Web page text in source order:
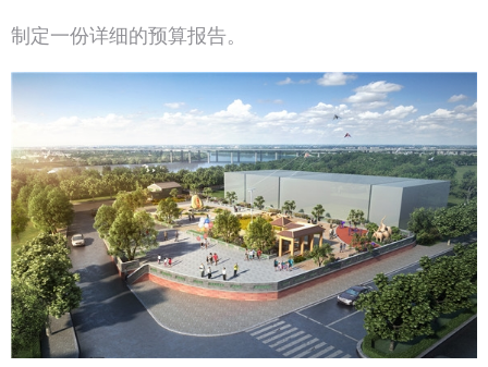
制定一份详细的预算报告。